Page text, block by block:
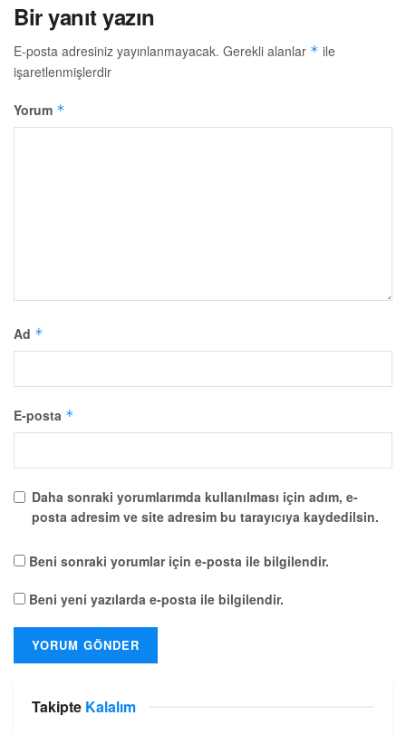
Bir yanıt yazın
E-posta adresiniz yayınlanmayacak. Gerekli alanlar * ile
işaretlenmişlerdir
Yorum *
Ad *
E-posta *
Daha sonraki yorumlarımda kullanılması için adım, e-
posta adresim ve site adresim bu tarayıcıya kaydedilsin.
Beni sonraki yorumlar için e-posta ile bilgilendir.
Beni yeni yazılarda e-posta ile bilgilendir.
Takipte Kalalım